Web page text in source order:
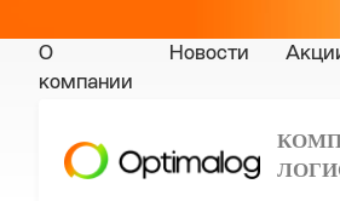
О
компании
Новости